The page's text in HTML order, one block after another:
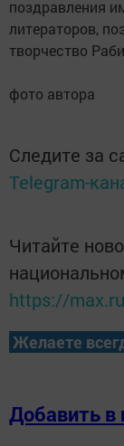
поздравления
литераторов,
творчество
фото автора
Следите за
Telegram-
Читайте
https://
Желаете
Добавить в